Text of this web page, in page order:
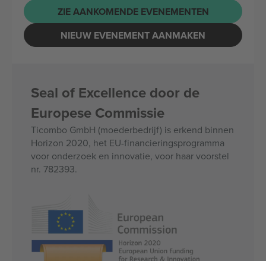
ZIE AANKOMENDE EVENEMENTEN
NIEUW EVENEMENT AANMAKEN
Seal of Excellence door de
Europese Commissie
Ticombo GmbH (moederbedrijf) is erkend binnen
Horizon 2020, het EU-financieringsprogramma
voor onderzoek en innovatie, voor haar voorstel
nr. 782393.